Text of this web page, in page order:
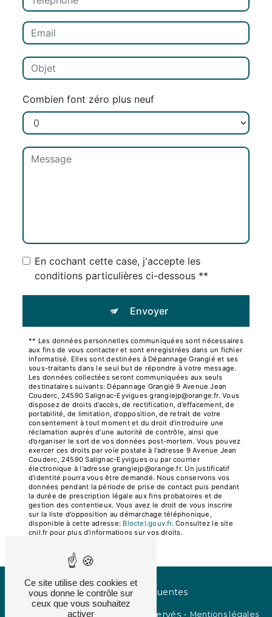
Combien font zéro plus neuf
En cochant cette case, j'accepte les
conditions particulières ci-dessous **
Envoyer
** Les données personnelles communiquées sont nécessaires
aux fins de vous contacter et sont enregistrées dans un fichier
informatisé. Elles sont destinées à Dépannage Grangié et ses
sous-traitants dans le seul but de répondre à votre message.
Les données collectées seront communiquées aux seuls
destinataires suivants: Dépannage Grangié 9 Avenue Jean
Couderc, 24590 Salignac-Eyvigues grangiejp@orange.fr. Vous
disposez de droits d’accès, de rectification, d’effacement, de
portabilité, de limitation, d’opposition, de retrait de votre
consentement à tout moment et du droit d’introduire une
réclamation auprès d’une autorité de contrôle, ainsi que
d’organiser le sort de vos données post-mortem. Vous pouvez
exercer ces droits par voie postale à l'adresse 9 Avenue Jean
Couderc, 24590 Salignac-Eyvigues ou par courrier
électronique à l'adresse grangiejp@orange.fr. Un justificatif
d'identité pourra vous être demandé. Nous conservons vos
données pendant la période de prise de contact puis pendant
la durée de prescription légale aux fins probatoires et de
gestion des contentieux. Vous avez le droit de vous inscrire
sur la liste d'opposition au démarchage téléphonique,
disponible à cette adresse:
Bloctel.gouv.fr. Consultez le site
cnil.fr pour plus d’informations sur vos droits.
Recherches fréquentes
- 2026 - Tous droits réservés - Mentions légales
Ce site utilise des cookies et
vous donne le contrôle sur
ceux que vous souhaitez
activer